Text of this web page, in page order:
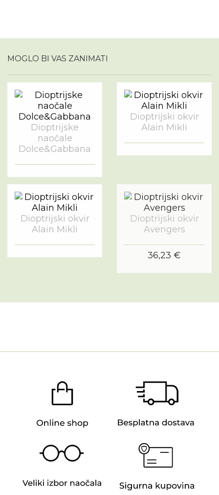
MOGLO BI VAS ZANIMATI
Dioptrijske
naočale
Dolce&Gabbana
Dioptrijski okvir
Alain Mikli
Dioptrijski okvir
Alain Mikli
Dioptrijski okvir
Avengers
36,23 €